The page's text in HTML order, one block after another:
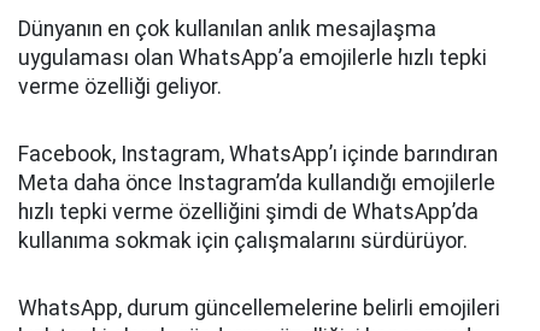
Dünyanın en çok kullanılan anlık mesajlaşma
uygulaması olan WhatsApp’a emojilerle hızlı tepki
verme özelliği geliyor.
Facebook, Instagram, WhatsApp’ı içinde barındıran
Meta daha önce Instagram’da kullandığı emojilerle
hızlı tepki verme özelliğini şimdi de WhatsApp’da
kullanıma sokmak için çalışmalarını sürdürüyor.
WhatsApp, durum güncellemelerine belirli emojileri